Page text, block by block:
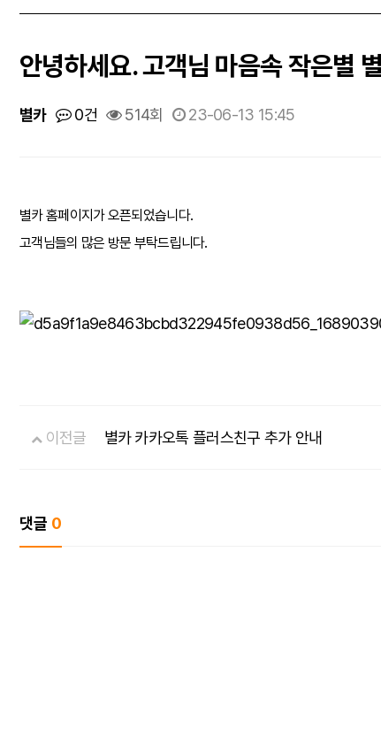
안녕하세요. 고객님 마음속 작은별
별카 0건 514회 23-06-13 15:45
별카 홈페이지가 오픈되었습니다.
고객님들의 많은 방문 부탁드립니다.
이전글 별카 카카오톡 플러스친구 추가 안내
댓글 0